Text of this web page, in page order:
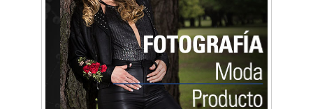
Artística ApasionArte
Artística Catalina